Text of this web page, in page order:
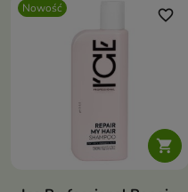
Nowość

favorite_border